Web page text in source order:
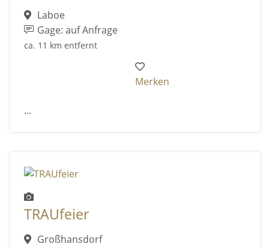
Laboe
Gage: auf Anfrage
ca. 11 km entfernt
Merken
...
TRAUfeier
Großhansdorf